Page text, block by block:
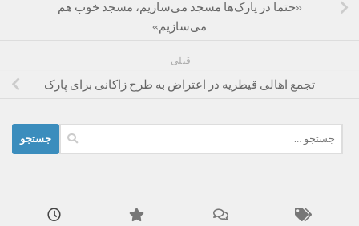
«حتما در پارک‌ها مسجد می‌سازیم،‌ مسجد خوب هم
می‌سازیم»
قبلی
تجمع اهالی قیطریه در اعتراض به طرح زاکانی برای پارک
برای: